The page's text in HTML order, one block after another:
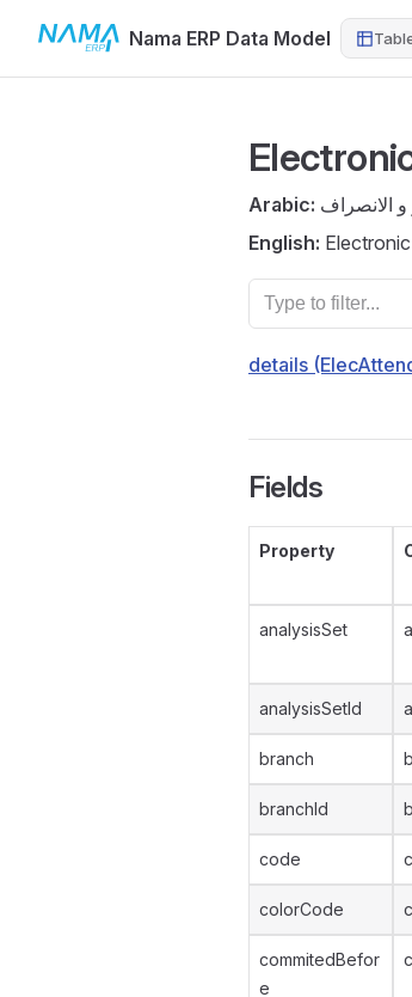
Skip to contentNama ERP Data Model
Arabic: الانصراف
English:
details
Fields
Property
analysisSet
analysisSetId
branch
branchId
code
colorCode
commitedBefor
e